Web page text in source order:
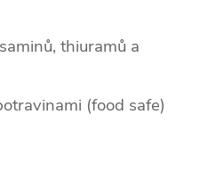
thiuramů a
(food safe)